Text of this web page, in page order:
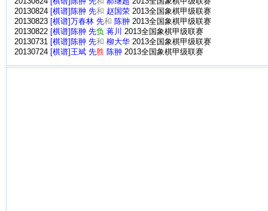
20130824 [棋谱]陈翀 先和 赵国荣 2013全国象棋甲级联赛
20130823 [棋谱]万春林 先和 陈翀 2013全国象棋甲级联赛
20130822 [棋谱]陈翀 先负 蒋川
2013全国象棋甲级联赛
20130731 [棋谱]陈翀 先和 柳大华 2013全国象棋甲级联赛
20130724 [棋谱]王斌 先胜 陈翀 2013全国象棋甲级联赛